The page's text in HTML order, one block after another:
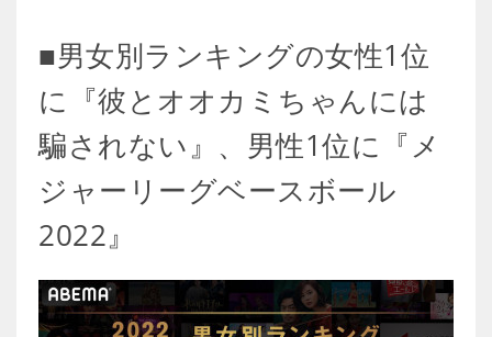
■男女別ランキングの女性1位
に『彼とオオカミちゃんには
騙されない』、男性1位に『メ
ジャーリーグベースボール
2022』